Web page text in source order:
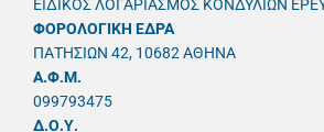
ΕΙΔΙΚΟΣ ΛΟΓΑΡΙΑΣΜΟΣ ΚΟΝΔΥΛΙΩΝ
ΦΟΡΟΛΟΓΙΚΗ ΕΔΡΑ
ΠΑΤΗΣΙΩΝ 42, 10682 ΑΘΗΝΑ
A.Φ.Μ.
099793475
Δ.Ο.Υ.